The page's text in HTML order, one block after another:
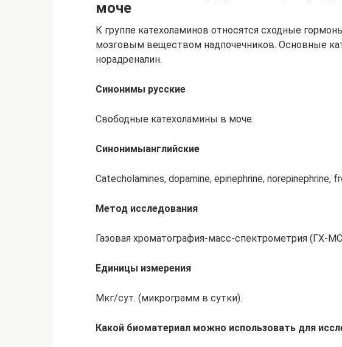
моче
К группе катехоламинов относятся сходные
мозговым веществом надпочечников. Основные
норадреналин.
Синонимы русские
Свободные катехоламины в моче.
Синонимыанглийские
Catecholamines, dopamine, epinephrine, norepinephrine,
Метод исследования
Газовая хроматография-масс-спектрометрия (ГХ-
Единицы измерения
Мкг/сут. (микрограмм в сутки).
Какой биоматериал можно использовать для